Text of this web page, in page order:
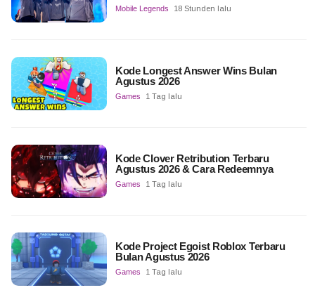
Mobile Legends 18 Stunden lalu
Kode Longest Answer Wins Bulan
Agustus 2026
Games 1 Tag lalu
Kode Clover Retribution Terbaru
Agustus 2026 & Cara Redeemnya
Games 1 Tag lalu
Kode Project Egoist Roblox Terbaru
Bulan Agustus 2026
Games 1 Tag lalu